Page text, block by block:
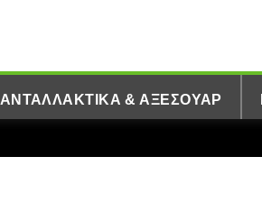
ΑΝΤΑΛΛΑΚΤΙΚΆ & ΑΞΕΣΟΥΆΡ